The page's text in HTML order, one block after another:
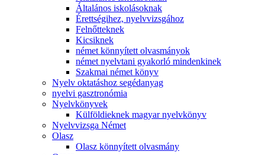
Általános iskolásoknak
Érettségihez, nyelvvizsgához
Felnőtteknek
Kicsiknek
német könnyített olvasmányok
német nyelvtani gyakorló mindenkinek
Szakmai német könyv
Nyelv oktatáshoz segédanyag
nyelvi gasztronómia
Nyelvkönyvek
Külföldieknek magyar nyelvkönyv
Nyelvvizsga Német
Olasz
Olasz könnyített olvasmány